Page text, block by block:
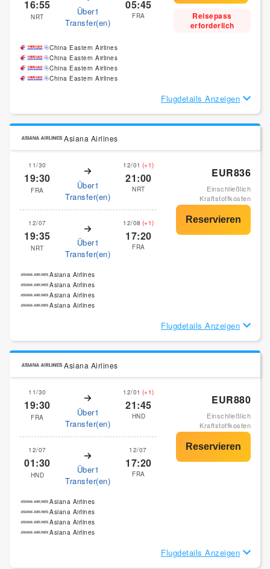
16:55
NRT
Über1
Transfer(en)
05:45
FRA
Reisepass
erforderlich
China Eastern Airlines
China Eastern Airlines
China Eastern Airlines
China Eastern Airlines
Flugdetails Anzeigen
Asiana Airlines
11/30
19:30
FRA
Über1
Transfer(en)
12/01 (+1)
21:00
NRT
12/07
19:35
NRT
Über1
Transfer(en)
12/08 (+1)
17:20
FRA
EUR836
Einschließlich
Kraftstoffkosten
Asiana Airlines
Asiana Airlines
Asiana Airlines
Asiana Airlines
Flugdetails Anzeigen
Asiana Airlines
11/30
19:30
FRA
Über1
Transfer(en)
12/01 (+1)
21:45
HND
12/07
01:30
HND
Über1
Transfer(en)
12/07
17:20
FRA
EUR880
Einschließlich
Kraftstoffkosten
Asiana Airlines
Asiana Airlines
Asiana Airlines
Asiana Airlines
Flugdetails Anzeigen